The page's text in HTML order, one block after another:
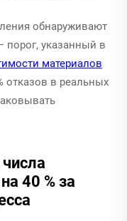
обнаруживают
порог, указанный в
материалов
отказов в реальных
40 % за